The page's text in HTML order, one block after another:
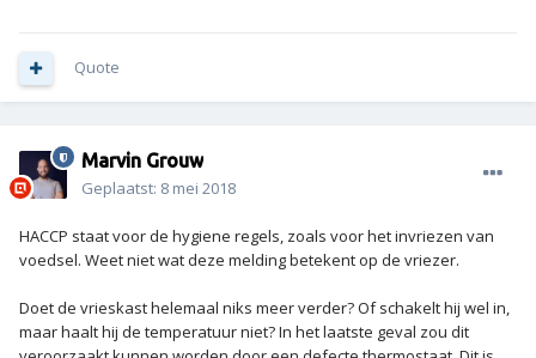
Quote
Marvin Grouw
Geplaatst: 8 mei 2018
HACCP staat voor de hygiene regels, zoals voor het invriezen van
voedsel. Weet niet wat deze melding betekent op de vriezer.
Doet de vrieskast helemaal niks meer verder? Of schakelt hij wel in,
maar haalt hij de temperatuur niet? In het laatste geval zou dit